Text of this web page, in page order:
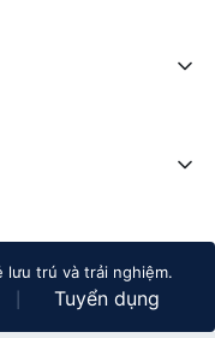
trú và trải nghiệm.
Tuyển dụng